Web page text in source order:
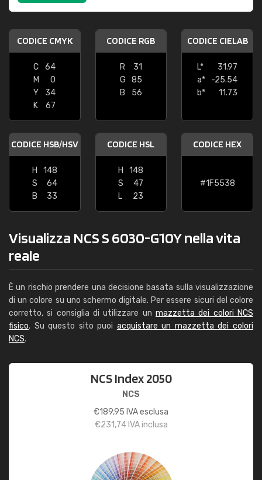
CODICE CMYK
C
64
M
0
Y
34
K
67
CODICE RGB
R
31
G
85
B
56
CODICE CIELAB
L*
31.97
a*
-25.54
b*
11.73
CODICE HSB/HSV
H
148
S
64
B
33
CODICE HSL
H
148
S
47
L
23
CODICE HEX
#1F5538
Visualizza NCS S 6030-G10Y nella vita
reale
È un rischio prendere una decisione basata sulla visualizzazione
di un colore su uno schermo digitale. Per essere sicuri del colore
corretto, si consiglia di utilizzare un mazzetta dei colori NCS
fisico. Su questo sito puoi acquistare un mazzetta dei colori
NCS.
NCS Index 2050
NCS
€189,95 IVA esclusa
€231,74IVA inclusa